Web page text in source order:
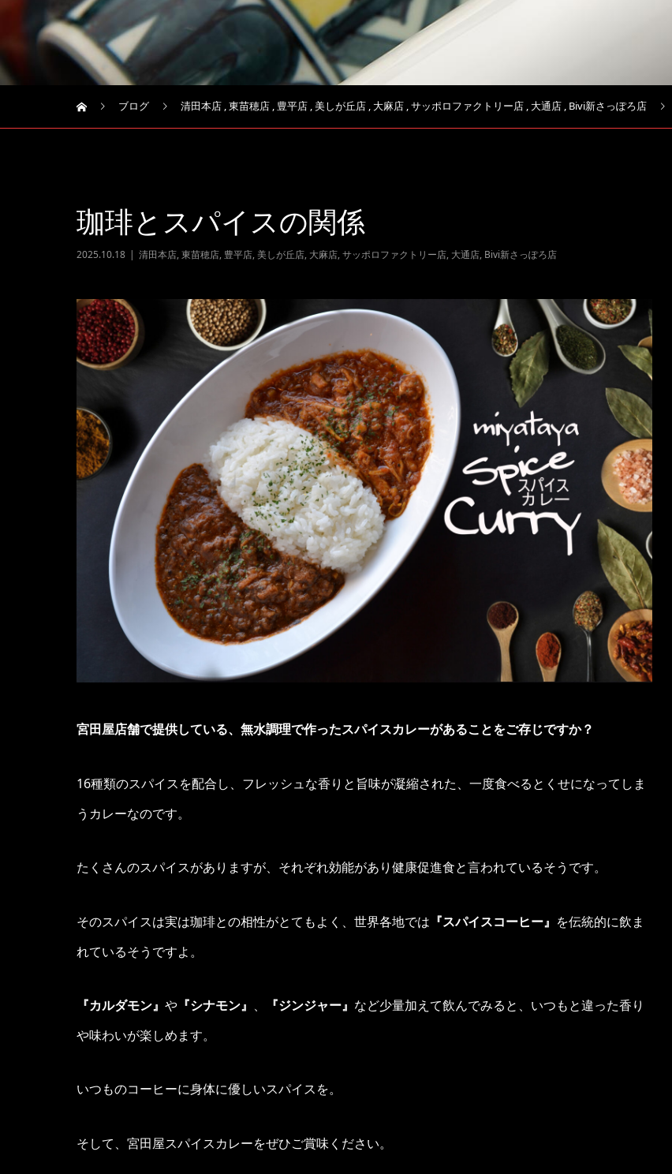
ブログ 清田本店 ,東苗穂店 , 豊平店 ,美しが丘店 , 大麻店 ,サッポロファクトリー店 , 大通店 , Bivi新さっぽろ店
珈琲とスパイスの関係
2025.10.18 清田本店,東苗穂店, 豊平店,美しが丘店, 大麻店,サッポロファクトリー店, 大通店, Bivi新さっぽろ店
宮田屋店舗で提供している、無水調理で作ったスパイスカレーがあることをご存じですか？
16種類のスパイスを配合し、フレッシュな香りと旨味が凝縮された、一度食べるとくせになってしま
うカレーなのです。
たくさんのスパイスがありますが、それぞれ効能があり健康促進食と言われているそうです。
そのスパイスは実は珈琲との相性がとてもよく、世界各地では 『スパイスコーヒー』 を伝統的に飲ま
れているそうですよ。
『カルダモン』 や 『シナモン』 、 『ジンジャー』 など少量加えて飲んでみると、いつもと違った香り
や味わいが楽しめます。
いつものコーヒーに身体に優しいスパイスを。
そして、宮田屋スパイスカレーをぜひご賞味ください。